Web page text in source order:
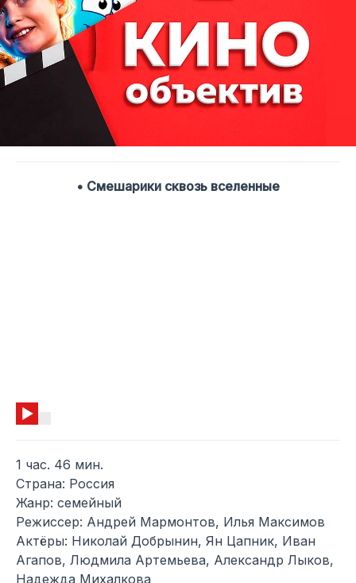
• Смешарики сквозь вселенные
1 час. 46 мин.
Страна: Россия
Жанр: семейный
Режиссер: Андрей Мармонтов, Илья Максимов
Актёры: Николай Добрынин, Ян Цапник, Иван
Агапов, Людмила Артемьева, Александр Лыков,
Надежда Михалкова